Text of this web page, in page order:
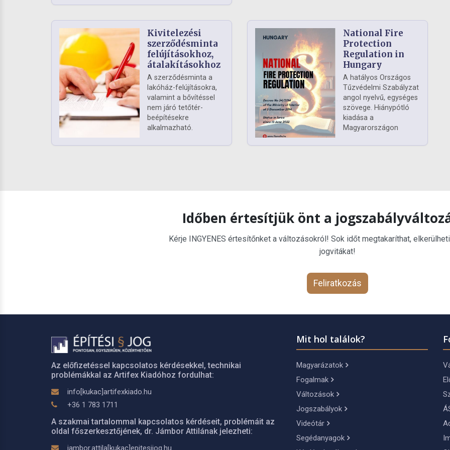
Kivitelezési
szerződésminta
felújításokhoz,
átalakításokhoz
A szerződésminta a
lakóház-felújításokra,
valamint a bővítéssel
nem járó tetőtér-
beépítésekre
alkalmazható.
National Fire
Protection
Regulation in
Hungary
A hatályos Országos
Tűzvédelmi Szabályzat
angol nyelvű, egységes
szövege. Hiánypótló
kiadása a
Magyarországon
Időben értesítjük önt a
Kérje INGYENES értesítőnket a változásokról! Sok időt megtakaríthat,
jogvitákat!
Feliratkozás
Az előfizetéssel kapcsolatos kérdésekkel, technikai
problémákkal az Artifex Kiadóhoz fordulhat:
info[kukac]artifexkiado.hu
+36 1 783 1711
A szakmai tartalommal kapcsolatos kérdéseit, problémáit az
oldal főszerkesztőjének, dr. Jámbor Attilának jelezheti:
jambor.attila[kukac]epitesijog.hu
Mit hol találok?
Magyarázatok
Fogalmak
Változások
Jogszabályok
Videótár
Segédanyagok